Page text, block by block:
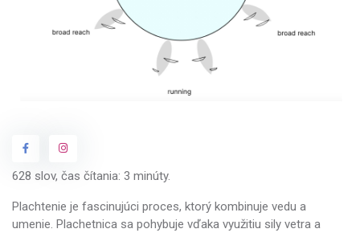
628 slov, čas čítania: 3 minúty.
Plachtenie je fascinujúci proces, ktorý kombinuje vedu a
umenie. Plachetnica sa pohybuje vďaka využitiu sily vetra a